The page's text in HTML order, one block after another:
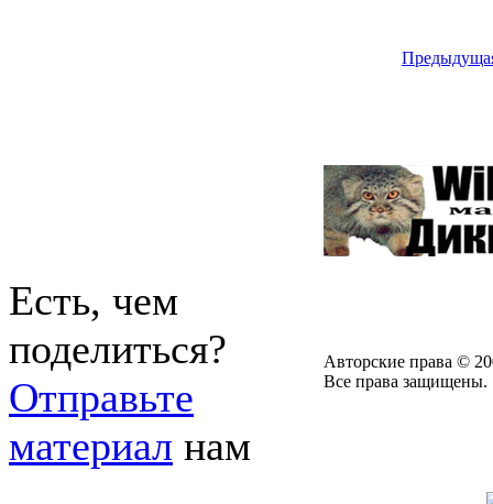
Есть, чем
поделиться?
Отправьте
материал нам
Авторские права ©
Все права защищены.